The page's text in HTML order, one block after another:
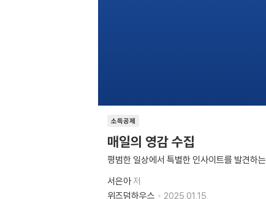
소득공제
매일의 영감 수집
평범한 일상에서 특별한 인사이트를 발견하는
서은아저
위즈덤하우스
2025.01.15.